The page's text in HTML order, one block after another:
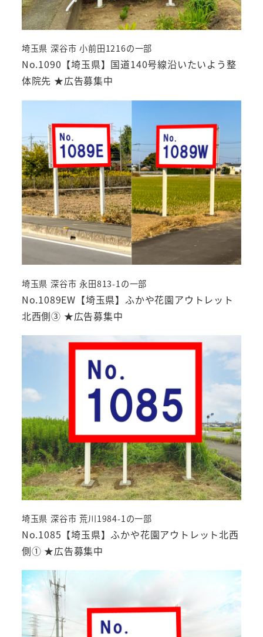
No.1090【埼玉県】国道140号線沿いたいよう整
体院先 ★広告募集中
埼玉県 深谷市 小前田1216の一部
No.1089EW【埼玉県】ふかや花園アウトレット
北西側③ ★広告募集中
埼玉県 深谷市 永田813-1の一部
No.1085【埼玉県】ふかや花園アウトレット北西
側① ★広告募集中
埼玉県 深谷市 荒川1984-1の一部